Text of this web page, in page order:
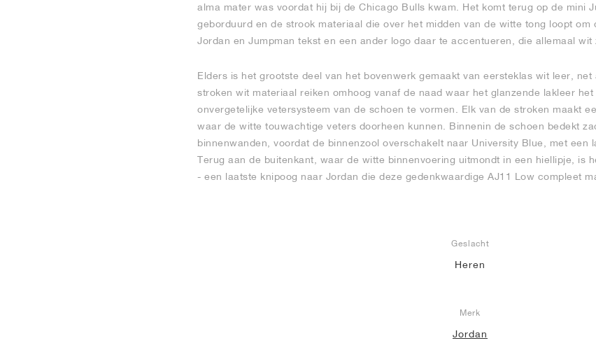
alma mater was voordat hij bij de Chicago Bulls kwam. Het komt terug op de mini
geborduurd en de strook materiaal die over het midden van de witte tong loopt om
Jordan en Jumpman tekst en een ander logo daar te accentueren, die allemaal wit
Elders is het grootste deel van het bovenwerk gemaakt van eersteklas wit leer,
stroken wit materiaal reiken omhoog vanaf de naad waar het glanzende lakleer
onvergetelijke vetersysteem van de schoen te vormen. Elk van de stroken maakt
waar de witte touwachtige veters doorheen kunnen. Binnenin de schoen bedekt
binnenwanden, voordat de binnenzool overschakelt naar University Blue, met een
Terug aan de buitenkant, waar de witte binnenvoering uitmondt in een hiellipje, is
- een laatste knipoog naar Jordan die deze gedenkwaardige AJ11 Low compleet
Geslacht
Heren
Merk
Jordan